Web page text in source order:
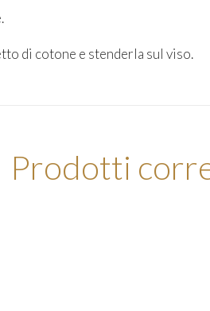
di cotone e stenderla sul viso.
Prodotti